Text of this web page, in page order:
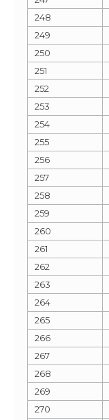
248
249
250
251
252
253
254
255
256
257
258
259
260
261
262
263
264
265
266
267
268
269
270